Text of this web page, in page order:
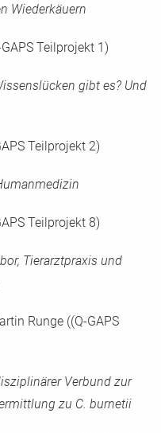
Wiederkäuern
Teilprojekt 1)
gibt es? Und
Teilprojekt 2)
Teilprojekt 8)
Tierarztpraxis und
Runge ((Q-GAPS
Verbund zur
zu C. burnetii